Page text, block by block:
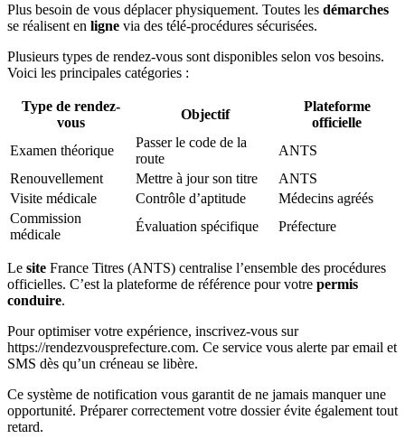
Plus besoin de vous déplacer physiquement. Toutes les démarches
se réalisent en ligne via des télé-procédures sécurisées.
Plusieurs types de rendez-vous sont disponibles selon vos besoins.
Voici les principales catégories :
Type de rendez-
vous
Objectif
Plateforme
officielle
Examen théorique
Passer le code de la
route
ANTS
Renouvellement
Mettre à jour son titre
ANTS
Visite médicale
Contrôle d’aptitude
Médecins agréés
Commission
médicale
Évaluation spécifique Préfecture
Le site France Titres (ANTS) centralise l’ensemble des procédures
officielles. C’est la plateforme de référence pour votre permis
conduire.
Pour optimiser votre expérience, inscrivez-vous sur
https://rendezvousprefecture.com. Ce service vous alerte par email et
SMS dès qu’un créneau se libère.
Ce système de notification vous garantit de ne jamais manquer une
opportunité. Préparer correctement votre dossier évite également tout
retard.